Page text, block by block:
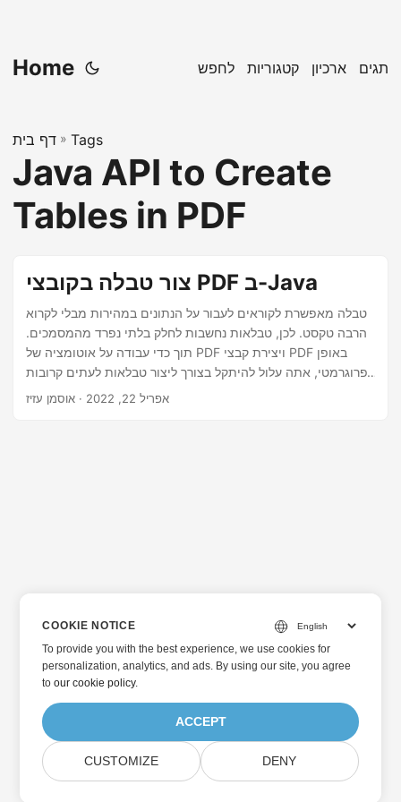
Home לחפש קטגוריות ארכיון תגים
דף בית » Tags
Java API to Create
Tables in PDF
צור טבלה בקובצי PDF ב-Java
טבלה מאפשרת לקוראים לעבור על הנתונים במהירות מבלי לקרוא
הרבה טקסט. לכן, טבלאות נחשבות לחלק בלתי נפרד מהמסמכים.
תוך כדי עבודה על אוטומציה של PDF ויצירת קבצי PDF באופן
פרוגרמטי, אתה עלול להיתקל בצורך ליצור טבלאות לעתים קרובות
מאוד. כדי להשיג זאת, מאמר זה מכסה כיצד ליצור טבלה בקובצי
אפריל 22, 2022 · אוסמן עזיז
COOKIE NOTICE
To provide you with the best experience, we use cookies for
personalization, analytics, and ads. By using our site, you agree
toour cookie policy.
ACCEPT
CUSTOMIZE DENY